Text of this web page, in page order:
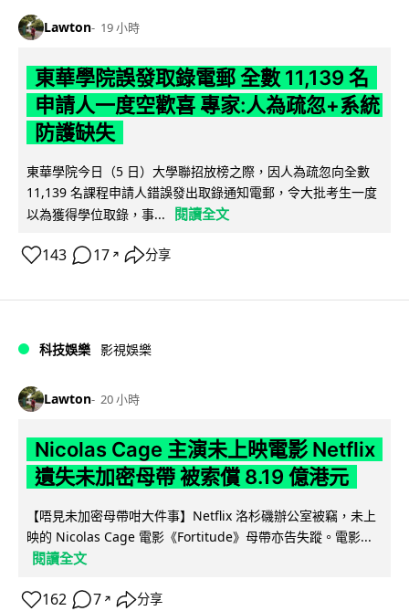
Lawton 19 小時
東華學院誤發取錄電郵 全數 11,139 名
申請人一度空歡喜 專家:人為疏忽+系統
防護缺失
東華學院今日（5 日）大學聯招放榜之際，因人為疏忽向全數
11,139 名課程申請人錯誤發出取錄通知電郵，令大批考生一度
以為獲得學位取錄，事...
閱讀全文
143 17 ↗ 分享
科技娛樂 影視娛樂
Lawton 20 小時
Nicolas Cage 主演未上映電影 Netflix
遺失未加密母帶 被索償 8.19 億港元
【唔見未加密母帶咁大件事】Netflix 洛杉磯辦公室被竊，未上
映的 Nicolas Cage 電影《Fortitude》母帶亦告失蹤。電影...
閱讀全文
162 7 ↗ 分享